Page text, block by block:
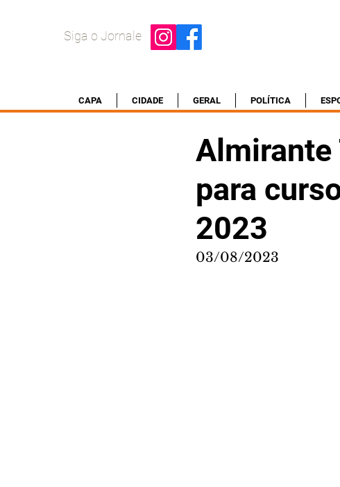
Siga o Jornale
CAPA CIDADE GERAL POLÍTICA
Almirante
para
2023
03/08/2023